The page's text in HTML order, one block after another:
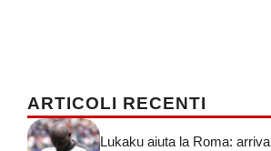
ARTICOLI RECENTI
Lukaku aiuta la Roma: arriva